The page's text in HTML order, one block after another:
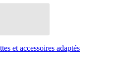
et accessoires adaptés